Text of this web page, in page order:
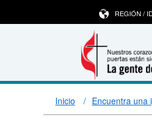
REGIÓN /
Inicio Encuentra una